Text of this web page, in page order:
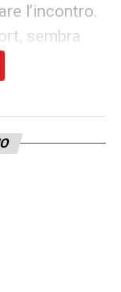
l’incontro.
sembra
al 3-4-